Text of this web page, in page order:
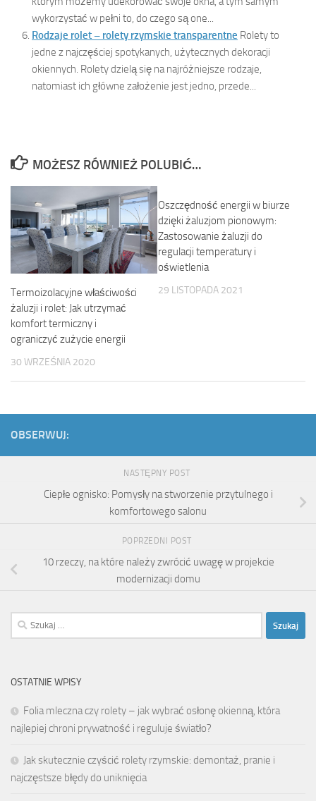
wykorzystać w pełni to, do czego są one...
Rodzaje rolet – rolety rzymskie transparentne Rolety to
jedne z najczęściej spotykanych, użytecznych dekoracji
okiennych. Rolety dzielą się na najróżniejsze rodzaje,
natomiast ich główne założenie jest jedno, przede...
MOŻESZ RÓWNIEŻ POLUBIĆ…
Termoizolacyjne właściwości
żaluzji i rolet: Jak utrzymać
komfort termiczny i
ograniczyć zużycie energii
30 WRZEŚNIA 2020
Oszczędność energii w biurze
dzięki żaluzjom pionowym:
Zastosowanie żaluzji do
regulacji temperatury i
oświetlenia
29 LISTOPADA 2021
OBSERWUJ:
NASTĘPNY POST
Ciepłe ognisko: Pomysły na stworzenie przytulnego i
komfortowego salonu
POPRZEDNI POST
10 rzeczy, na które należy zwrócić uwagę w projekcie
modernizacji domu
Szukaj:
OSTATNIE WPISY
Folia mleczna czy rolety – jak wybrać osłonę okienną, która
najlepiej chroni prywatność i reguluje światło?
Jak skutecznie czyścić rolety rzymskie: demontaż, pranie i
najczęstsze błędy do uniknięcia